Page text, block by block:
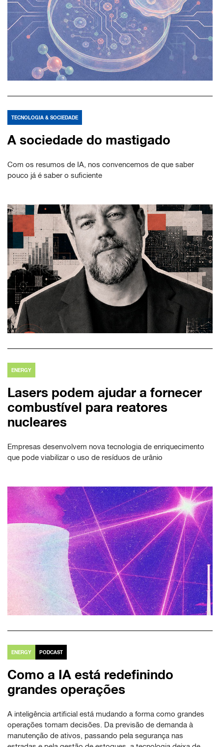
TECNOLOGIA & SOCIEDADE
A sociedade do mastigado
Com os resumos de IA, nos convencemos de que saber
pouco já é saber o suficiente
ENERGY
Lasers podem ajudar a fornecer
combustível para reatores
nucleares
Empresas desenvolvem nova tecnologia de enriquecimento
que pode viabilizar o uso de resíduos de urânio
ENERGY PODCAST
Como a IA está redefinindo
grandes operações
A inteligência artificial está mudando a forma como grandes
operações tomam decisões. Da previsão de demanda à
manutenção de ativos, passando pela segurança nas